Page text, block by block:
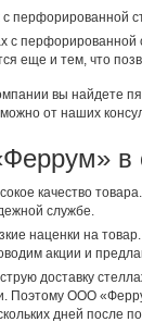
с перфорированной
с перфорированной
еще и тем, что
вы найдете
от наших
в
качество
службе.
наценки на
акции и
доставку
Поэтому ООО
дней после